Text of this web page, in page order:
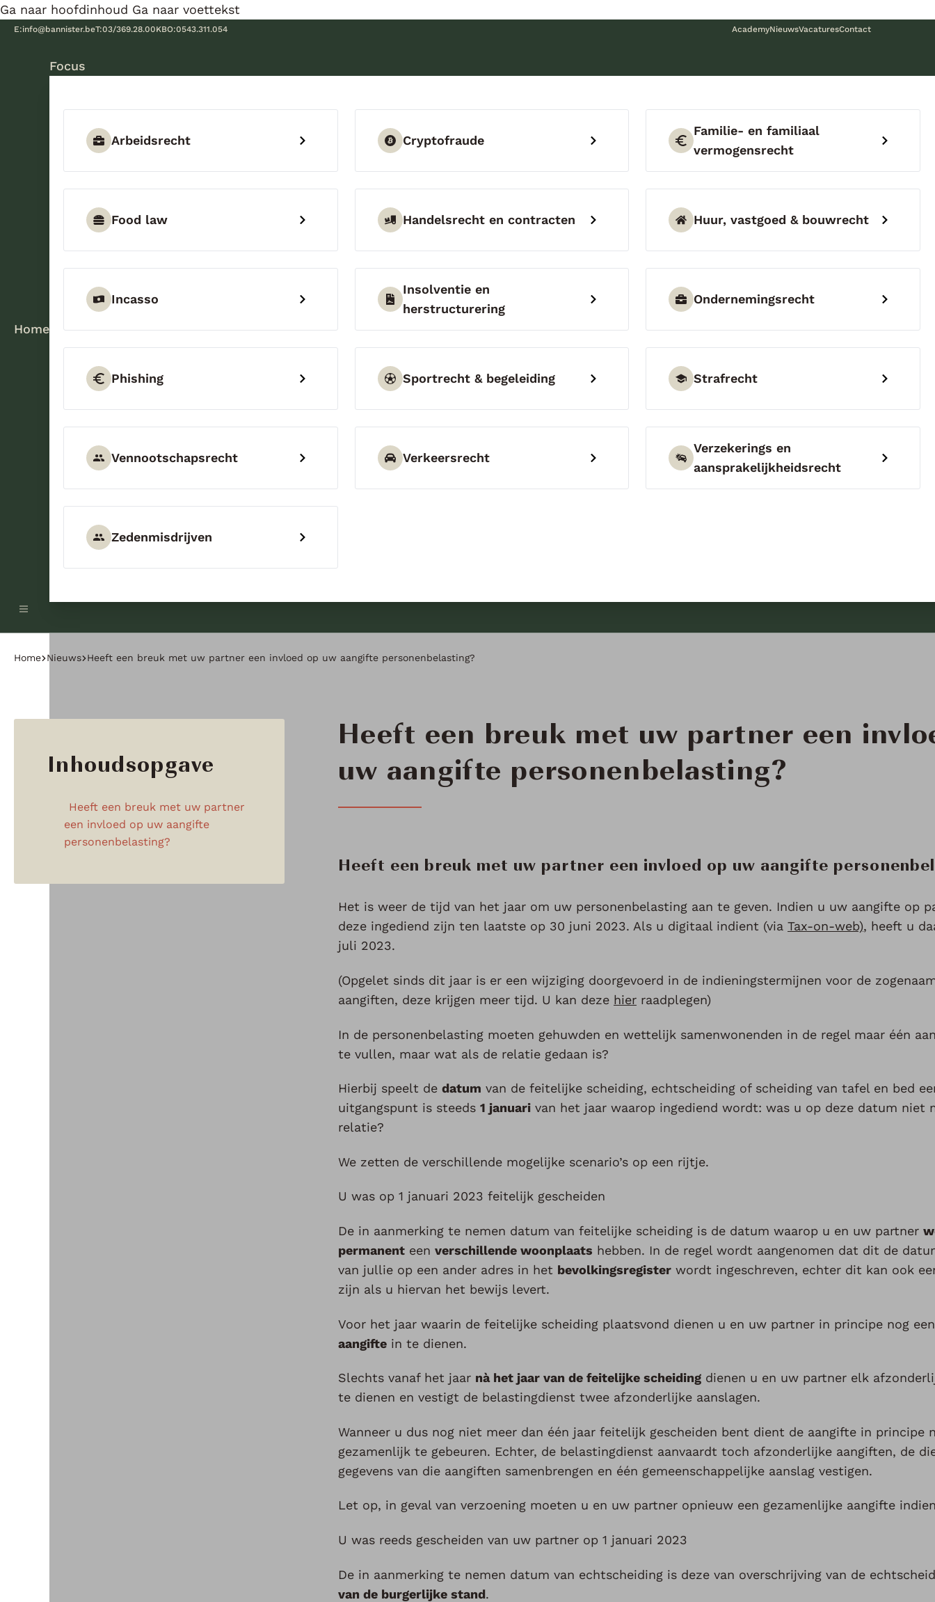
Ga naar hoofdinhoud Ga naar voettekst
E:info@bannister.beT:03/369.28.00KBO:0543.311.054 AcademyNieuwsVacaturesContact
Home
Focus
Arbeidsrecht Cryptofraude
Familie- en familiaal
vermogensrecht
Food law Handelsrecht en contracten Huur, vastgoed & bouwrecht
Incasso
Insolventie en
herstructurering
Ondernemingsrecht
Phishing Sportrecht & begeleiding Strafrecht
Vennootschapsrecht Verkeersrecht
Verzekerings en
aansprakelijkheidsrecht
Zedenmisdrijven
Home Nieuws Heeft een breuk met uw partner een invloed op uw aangifte personenbelasting?
Inhoudsopgave
Heeft een breuk met uw partner
een invloed op uw aangifte
personenbelasting?
Heeft een breuk met uw partner een
uw aangifte personenbelasting?
Heeft een breuk met uw partner een invloed op uw aangifte
Het is weer de tijd van het jaar om uw personenbelasting aan te geven. Indien u uw aangifte op
deze ingediend zijn ten laatste op 30 juni 2023. Als u digitaal indient (via Tax-on-web), heeft u
juli 2023.
(Opgelet sinds dit jaar is er een wijziging doorgevoerd in de indieningstermijnen voor de
aangiften, deze krijgen meer tijd. U kan deze hier raadplegen)
In de personenbelasting moeten gehuwden en wettelijk samenwonenden in de regel maar één
te vullen, maar wat als de relatie gedaan is?
Hierbij speelt de datum van de feitelijke scheiding, echtscheiding of scheiding van tafel en bed
uitgangspunt is steeds 1 januari van het jaar waarop ingediend wordt: was u op deze datum niet
relatie?
We zetten de verschillende mogelijke scenario’s op een rijtje.
U was op 1 januari 2023 feitelijk gescheiden
De in aanmerking te nemen datum van feitelijke scheiding is de datum waarop u en uw partner
permanent een verschillende woonplaats hebben. In de regel wordt aangenomen dat dit de
van jullie op een ander adres in het bevolkingsregister wordt ingeschreven, echter dit kan ook
zijn als u hiervan het bewijs levert.
Voor het jaar waarin de feitelijke scheiding plaatsvond dienen u en uw partner in principe nog
aangifte in te dienen.
Slechts vanaf het jaar nà het jaar van de feitelijke scheiding dienen u en uw partner elk
te dienen en vestigt de belastingdienst twee afzonderlijke aanslagen.
Wanneer u dus nog niet meer dan één jaar feitelijk gescheiden bent dient de aangifte in principe
gezamenlijk te gebeuren. Echter, de belastingdienst aanvaardt toch afzonderlijke aangiften, de
gegevens van die aangiften samenbrengen en één gemeenschappelijke aanslag vestigen.
Let op, in geval van verzoening moeten u en uw partner opnieuw een gezamenlijke aangifte
U was reeds gescheiden van uw partner op 1 januari 2023
De in aanmerking te nemen datum van echtscheiding is deze van overschrijving van de
van de burgerlijke stand.